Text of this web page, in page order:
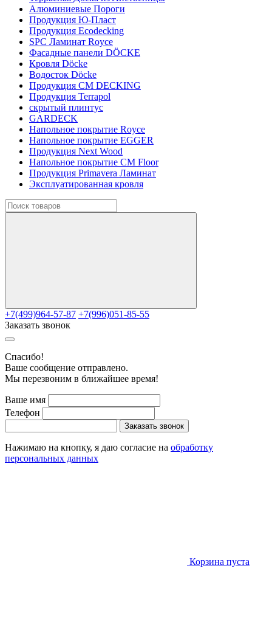
Алюминиевые Пороги
Продукция Ю-Пласт
Продукция Ecodecking
SPC Ламинат Royce
Фасадные панели DÖCKE
Кровля Döcke
Водосток Döcke
Продукция CM DECKING
Продукция Terrapol
скрытый плинтус
GARDECK
Напольное покрытие Royce
Напольное покрытие EGGER
Продукция Next Wood
Напольное покрытие CM Floor
Продукция Primavera Ламинат
Эксплуатированная кровля
+7(499)964-57-87 +7(996)051-85-55
Заказать звонок
Cпасибо!
Ваше сообщение отправлено.
Мы перезвоним в ближайшее время!
Ваше имя
Телефон
Заказать звонок
Нажимаю на кнопку, я даю согласие на обработку
персональных данных
Корзина пуста